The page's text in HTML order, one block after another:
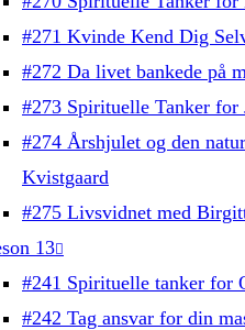
#271 Kvinde Kend Dig
#272 Da livet bankede på
#273 Spirituelle Tanker for
#274 Årshjulet og den
Kvistgaard
#275 Livsvidnet med
13
#241 Spirituelle tanker for
#242 Tag ansvar for din